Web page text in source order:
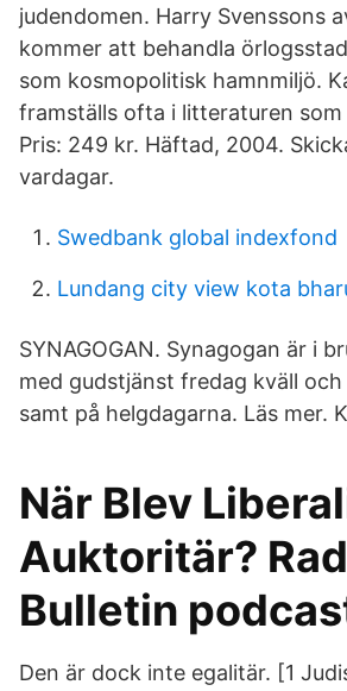
judendomen. Harry Svenssons
kommer att behandla
som kosmopolitisk hamnmiljö.
framställs ofta i litteraturen
Pris: 249 kr. Häftad, 2004.
vardagar.
Swedbank global indexfond
Lundang city view kota
SYNAGOGAN. Synagogan är i
med gudstjänst fredag kväll
samt på helgdagarna. Läs mer.
När Blev
Auktoritär?
Bulletin
Den är dock inte egalitär. [1